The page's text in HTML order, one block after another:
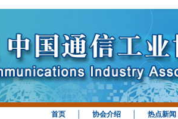
首页 │协会介绍 │热点新闻